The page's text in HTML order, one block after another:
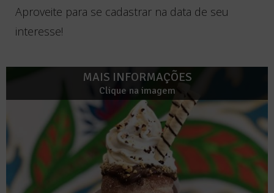
Aproveite para se cadastrar na data de seu
interesse!
MAIS INFORMAÇÕES
Clique na imagem